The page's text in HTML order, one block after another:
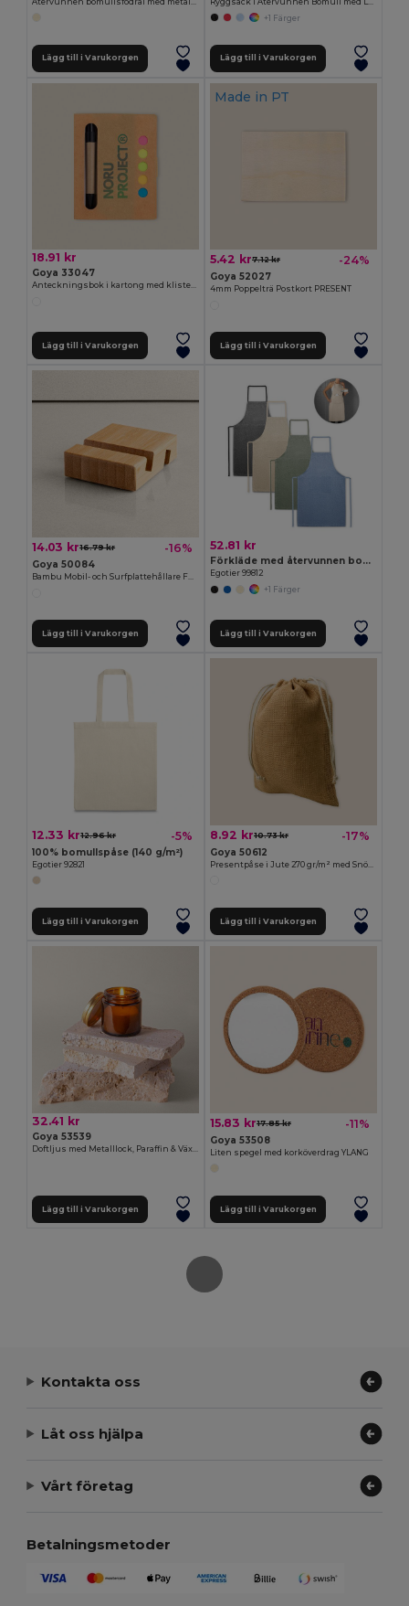
Lägg till i Varukorgen
+1 Färger
Lägg till i Varukorgen
18.91 kr
Goya 33047
Anteckningsbok i kartong med klisterlappar och penna NOTE
Lägg till i Varukorgen
Made in PT
5.42 kr7.12 kr -24%
Goya 52027
4mm Poppelträ Postkort PRESENT
Lägg till i Varukorgen
14.03 kr16.79 kr -16%
Goya 50084
Bambu Mobil- och Surfplattehållare FORUM
Lägg till i Varukorgen
52.81 kr
Förkläde med återvunnen bomull (140 g/m²)
Egotier 99812
+1 Färger
Lägg till i Varukorgen
12.33 kr12.96 kr -5%
100% bomullspåse (140 g/m²)
Egotier 92821
Lägg till i Varukorgen
8.92 kr10.73 kr -17%
Goya 50612
Presentpåse i Jute 270 gr/m² med Snörstängning 16x20 cm PACIFIC
Lägg till i Varukorgen
32.41 kr
Goya 53539
Doftljus med Metalllock, Paraffin & Växtvax 75g TULIPE
Lägg till i Varukorgen
15.83 kr17.85 kr -11%
Goya 53508
Liten spegel med korköverdrag YLANG
Lägg till i Varukorgen
Kontakta oss
Låt oss hjälpa
Vårt företag
Betalningsmetoder